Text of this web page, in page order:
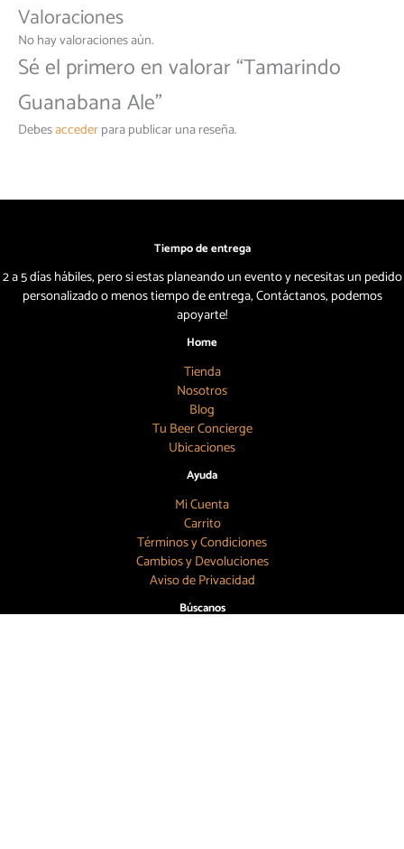
Valoraciones
No hay valoraciones aún.
Sé el primero en valorar “Tamarindo
Guanabana Ale”
Debesaccederpara publicar una reseña.
Tiempo de entrega
2 a 5 días hábiles, pero si estas planeando un evento y necesitas un pedido
personalizado o menos tiempo de entrega, Contáctanos, podemos
apoyarte!
Home
Tienda
Nosotros
Blog
Tu Beer Concierge
Ubicaciones
Ayuda
Mi Cuenta
Carrito
Términos y Condiciones
Cambios y Devoluciones
Aviso de Privacidad
Búscanos